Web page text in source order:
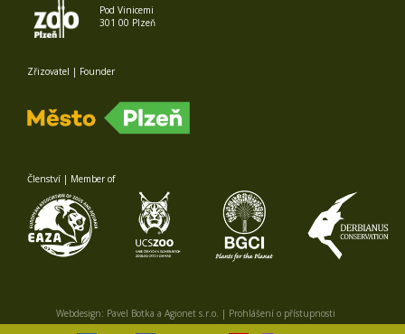
Pod Vinicemi
301 00 Plzeň
Zřizovatel | Founder
Členství | Member of
Webdesign: Pavel Botka a Agionet s.r.o. | Prohlášení o přístupnosti